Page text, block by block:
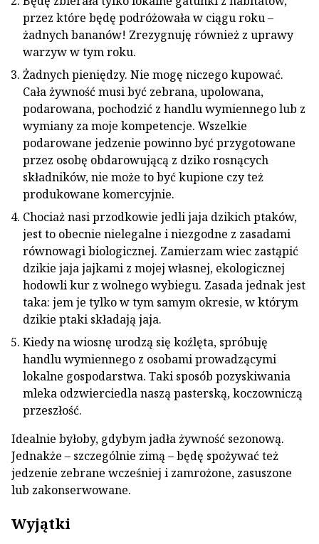
przez które będę podróżowała w ciągu roku –
żadnych bananów! Zrezygnuję również z uprawy
warzyw w tym roku.
Żadnych pieniędzy. Nie mogę niczego kupować.
Cała żywność musi być zebrana, upolowana,
podarowana, pochodzić z handlu wymiennego lub z
wymiany za moje kompetencje. Wszelkie
podarowane jedzenie powinno być przygotowane
przez osobę obdarowującą z dziko rosnących
składników, nie może to być kupione czy też
produkowane komercyjnie.
Chociaż nasi przodkowie jedli jaja dzikich ptaków,
jest to obecnie nielegalne i niezgodne z zasadami
równowagi biologicznej. Zamierzam wiec zastąpić
dzikie jaja jajkami z mojej własnej, ekologicznej
hodowli kur z wolnego wybiegu. Zasada jednak jest
taka: jem je tylko w tym samym okresie, w którym
dzikie ptaki składają jaja.
Kiedy na wiosnę urodzą się koźlęta, spróbuję
handlu wymiennego z osobami prowadzącymi
lokalne gospodarstwa. Taki sposób pozyskiwania
mleka odzwierciedla naszą pasterską, koczowniczą
przeszłość.
Idealnie byłoby, gdybym jadła żywność sezonową.
Jednakże – szczególnie zimą – będę spożywać też
jedzenie zebrane wcześniej i zamrożone, zasuszone
lub zakonserwowane.
Wyjątki